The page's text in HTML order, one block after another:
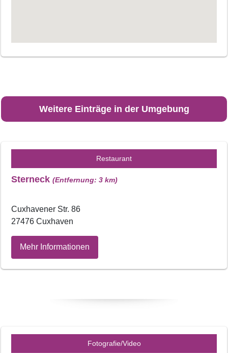
Weitere Einträge in der Umgebung
Restaurant
Sterneck (Entfernung: 3 km)
Cuxhavener Str. 86
27476 Cuxhaven
Mehr Informationen
Fotografie/Video